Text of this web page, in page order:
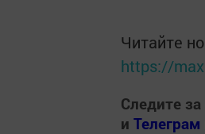
Читайте
https://
Следите
и Телеграм